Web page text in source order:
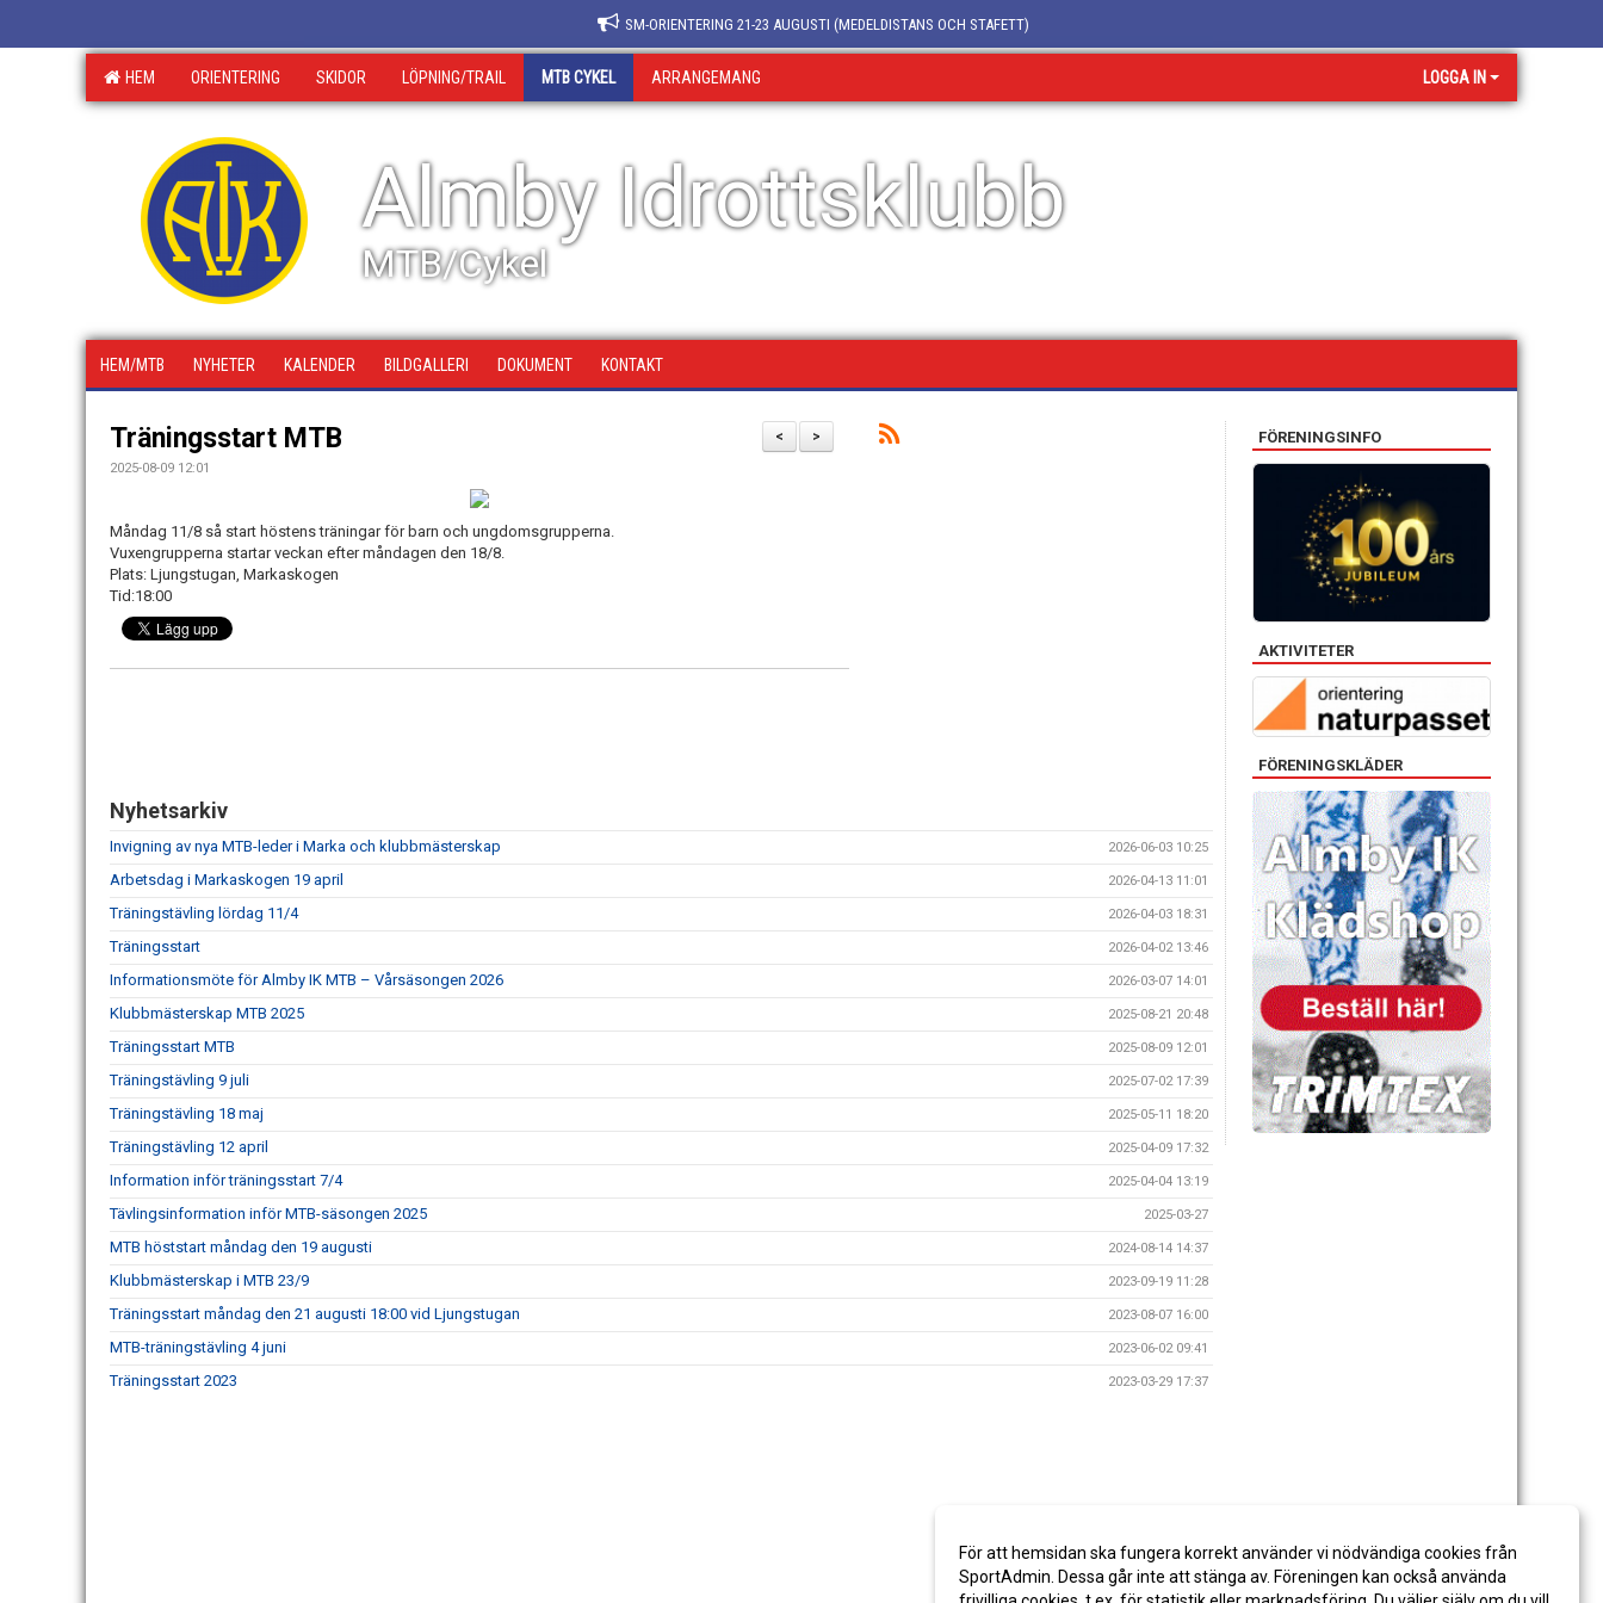
SM-ORIENTERING 21-23 AUGUSTI (MEDELDISTANS OCH STAFETT)
HEM ORIENTERING SKIDOR LÖPNING/TRAIL MTB CYKEL ARRANGEMANG LOGGA IN
Almby Idrottsklubb
MTB/Cykel
HEM/MTB NYHETER KALENDER BILDGALLERI DOKUMENT KONTAKT
>
<
Träningsstart MTB
2025-08-09 12:01
Måndag 11/8 så start höstens träningar för barn och ungdomsgrupperna.
Vuxengrupperna startar veckan efter måndagen den 18/8.
Plats: Ljungstugan, Markaskogen
Tid:18:00
Nyhetsarkiv
Invigning av nya MTB-leder i Marka och klubbmästerskap 2026-06-03 10:25
Arbetsdag i Markaskogen 19 april 2026-04-13 11:01
Träningstävling lördag 11/4 2026-04-03 18:31
Träningsstart 2026-04-02 13:46
Informationsmöte för Almby IK MTB – Vårsäsongen 2026 2026-03-07 14:01
Klubbmästerskap MTB 2025 2025-08-21 20:48
Träningsstart MTB 2025-08-09 12:01
Träningstävling 9 juli 2025-07-02 17:39
Träningstävling 18 maj 2025-05-11 18:20
Träningstävling 12 april 2025-04-09 17:32
Information inför träningsstart 7/4 2025-04-04 13:19
Tävlingsinformation inför MTB-säsongen 2025 2025-03-27
MTB höststart måndag den 19 augusti 2024-08-14 14:37
Klubbmästerskap i MTB 23/9 2023-09-19 11:28
Träningsstart måndag den 21 augusti 18:00 vid Ljungstugan 2023-08-07 16:00
MTB-träningstävling 4 juni 2023-06-02 09:41
Träningsstart 2023 2023-03-29 17:37
FÖRENINGSINFO
AKTIVITETER
FÖRENINGSKLÄDER
För att hemsidan ska fungera korrekt använder vi nödvändiga cookies från
SportAdmin. Dessa går inte att stänga av. Föreningen kan också använda